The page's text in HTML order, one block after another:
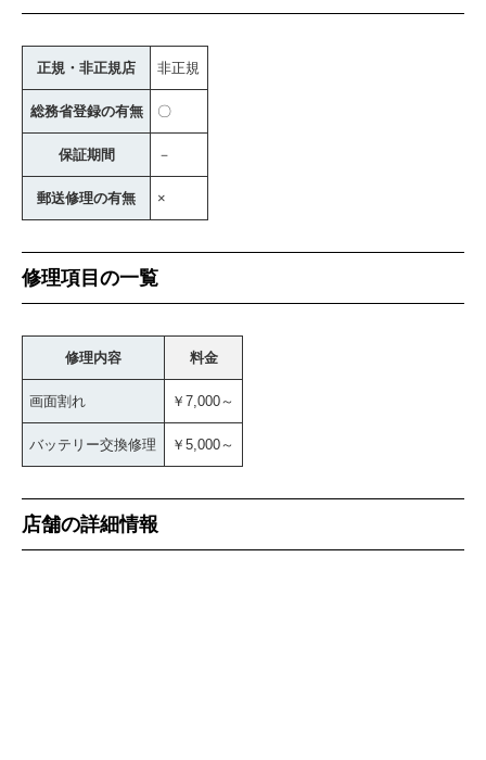
正規・非正規店 非正規
総務省登録の有無 〇
保証期間 －
郵送修理の有無 ×
修理項目の一覧
修理内容 料金
画面割れ ￥7,000～
バッテリー交換修理 ￥5,000～
店舗の詳細情報